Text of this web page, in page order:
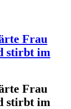
Frau
stirbt im
Frau
stirbt im